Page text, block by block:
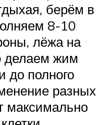
берём в
8-10
лёжа на
делаем жим
до полного
разных
максимально